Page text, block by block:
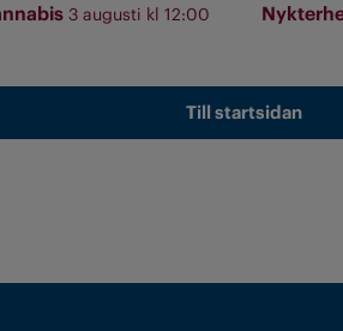
3 augusti kl 12:00
Till startsidan